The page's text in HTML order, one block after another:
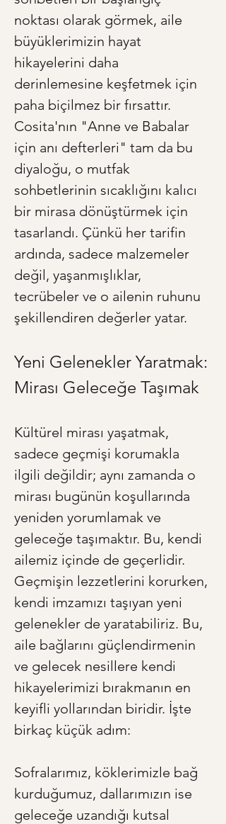
noktası olarak görmek, aile
büyüklerimizin hayat
hikayelerini daha
derinlemesine keşfetmek için
paha biçilmez bir fırsattır.
Cosita'nın "Anne ve Babalar
için anı defterleri" tam da bu
diyaloğu, o mutfak
sohbetlerinin sıcaklığını kalıcı
bir mirasa dönüştürmek için
tasarlandı. Çünkü her tarifin
ardında, sadece malzemeler
değil, yaşanmışlıklar,
tecrübeler ve o ailenin ruhunu
şekillendiren değerler yatar.
Yeni Gelenekler Yaratmak:
Mirası Geleceğe Taşımak
Kültürel mirası yaşatmak,
sadece geçmişi korumakla
ilgili değildir; aynı zamanda o
mirası bugünün koşullarında
yeniden yorumlamak ve
geleceğe taşımaktır. Bu, kendi
ailemiz içinde de geçerlidir.
Geçmişin lezzetlerini korurken,
kendi imzamızı taşıyan yeni
gelenekler de yaratabiliriz. Bu,
aile bağlarını güçlendirmenin
ve gelecek nesillere kendi
hikayelerimizi bırakmanın en
keyifli yollarından biridir. İşte
birkaç küçük adım:
Sofralarımız, köklerimizle bağ
kurduğumuz, dallarımızın ise
geleceğe uzandığı kutsal